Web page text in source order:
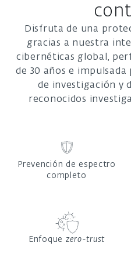
Disfruta de una
gracias a nuestra
cibernéticas global,
de 30 años e
de investigación y
reconocidos
Prevención de espectro
completo
Enfoque zero-trust